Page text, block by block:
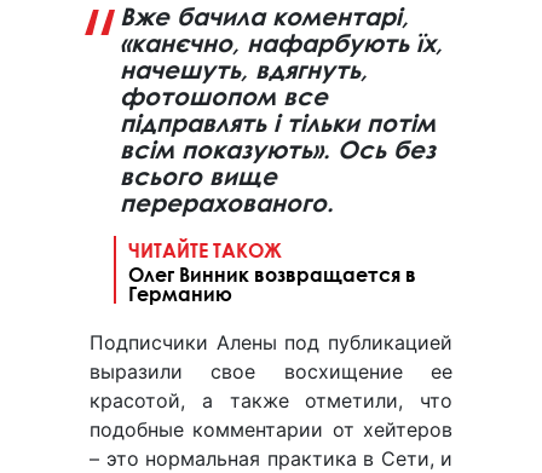
Вже бачила коментарі,
«канєчно, нафарбують їх,
начешуть, вдягнуть,
фотошопом все
підправлять і тільки потім
всім показують». Ось без
всього вище
перерахованого.
ЧИТАЙТЕ ТАКОЖ
Олег Винник возвращается в
Германию
Подписчики Алены под публикацией
выразили свое восхищение ее
красотой, а также отметили, что
подобные комментарии от хейтеров
– это нормальная практика в Сети, и